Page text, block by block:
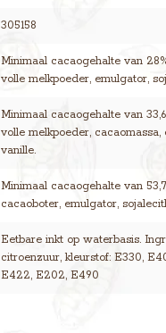
305158
Minimaal cacaogehalte van
volle melkpoeder, emulgator,
Minimaal cacaogehalte van
volle melkpoeder,
vanille.
Minimaal cacaogehalte van
cacaoboter, emulgator,
Eetbare inkt op waterbasis.
citroenzuur, kleurstof: E330,
E422, E202, E490